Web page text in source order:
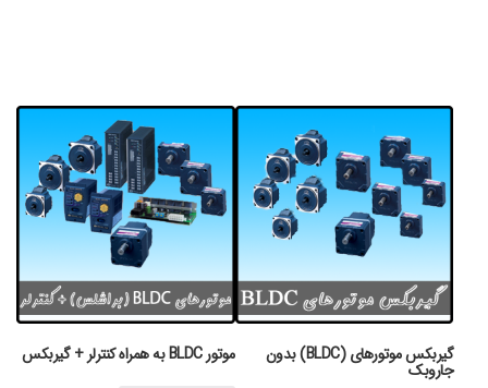
گیربکس موتورهای (BLDC) بدون
جاروبک
موتور BLDC به همراه کنترلر + گیربکس